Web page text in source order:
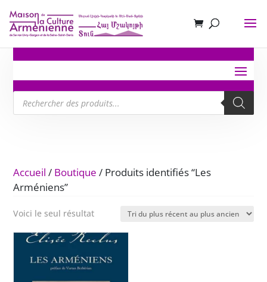
Recherche
de
produits
Accueil / Boutique / Produits identifiés “Les
Arméniens”
Voici le seul résultat